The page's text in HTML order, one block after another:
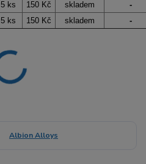
5 ks 150 Kč skladem
-
5 ks 150 Kč skladem -
Albion Alloys